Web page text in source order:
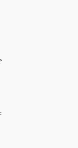
۳. مشکلات مربوط به اوراق مستندات: